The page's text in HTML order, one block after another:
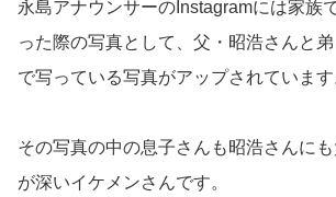
永島アナウンサーのInstagramには家族
った際の写真として、父・昭浩さんと
で写っている写真がアップされています
その写真の中の息子さんも昭浩さんに
が深いイケメンさんです。